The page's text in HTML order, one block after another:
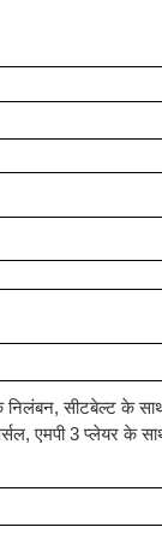
निलंबन, सीटबेल्ट के
एमपी 3 प्लेयर के